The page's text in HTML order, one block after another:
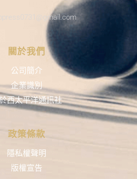
關於我們
公司簡介
企業識別
西太平洋通訊社
政策條款
隱私權聲明
版權宣告